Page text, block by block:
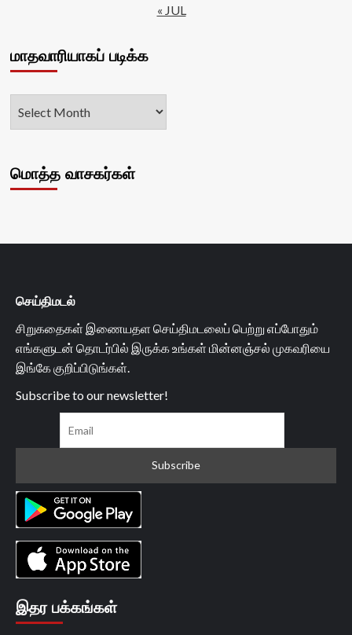
« JUL
மாதவாரியாகப் படிக்க
மொத்த வாசகர்கள்
செய்திமடல்
சிறுகதைகள் இணையதள செய்திமடலைப் பெற்று எப்போதும்
எங்களுடன் தொடர்பில் இருக்க உங்கள் மின்னஞ்சல் முகவரியை
இங்கே குறிப்பிடுங்கள்.
Subscribe to our newsletter!
இதர பக்கங்கள்